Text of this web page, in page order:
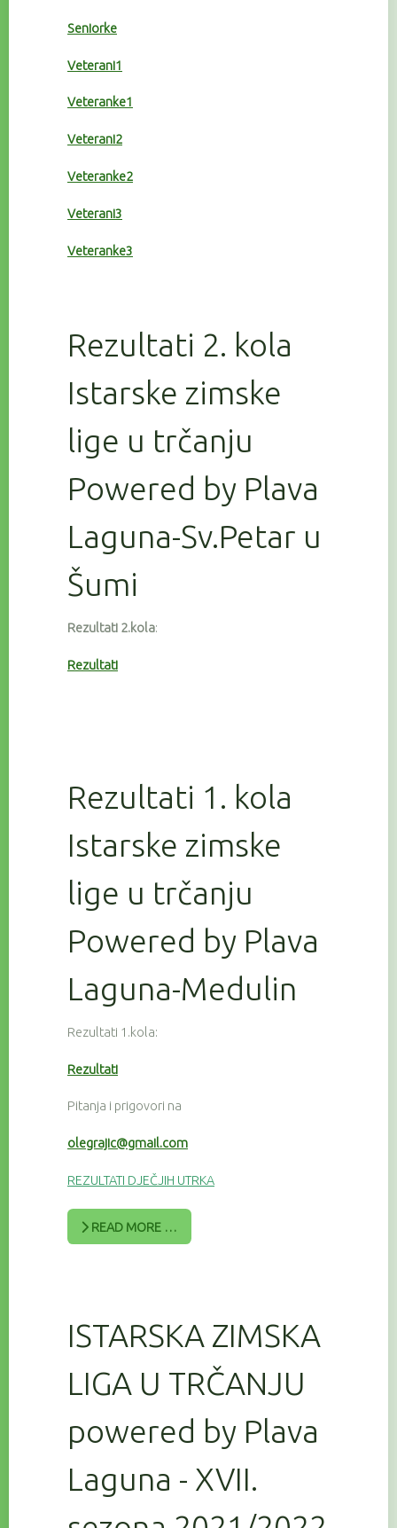
Seniorke
Veterani1
Veteranke1
Veterani2
Veteranke2
Veterani3
Veteranke3
Rezultati 2. kola
Istarske zimske
lige u trčanju
Powered by Plava
Laguna-Sv.Petar u
Šumi
Rezultati 2.kola:
Rezultati
Rezultati 1. kola
Istarske zimske
lige u trčanju
Powered by Plava
Laguna-Medulin
Rezultati 1.kola:
Rezultati
Pitanja i prigovori na
olegrajic@gmail.com
REZULTATI DJEČJIH UTRKA
READ MORE …
ISTARSKA ZIMSKA
LIGA U TRČANJU
powered by Plava
Laguna - XVII.